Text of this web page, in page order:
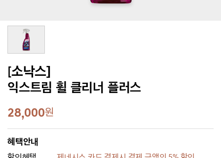
[소낙스]
익스트림 휠 클리너 플러스
28,000원
혜택안내